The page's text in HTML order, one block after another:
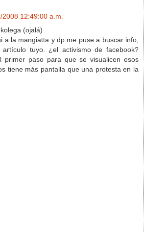
2008 12:49:00 a.m.
(ojalá)
a la mangiatta y dp me puse a buscar info,
tuyo. ¿el activismo de facebook?
primer paso para que se visualicen esos
tiene más pantalla que una protesta en la